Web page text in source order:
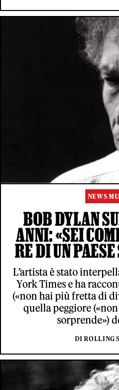
NEWS
BOB DYLAN
ANNI: «SEI
RE DI UN
L’artista è stato
York Times e ha
(«non hai più fretta di
quella peggiore
sorprende»)
DI ROLLING